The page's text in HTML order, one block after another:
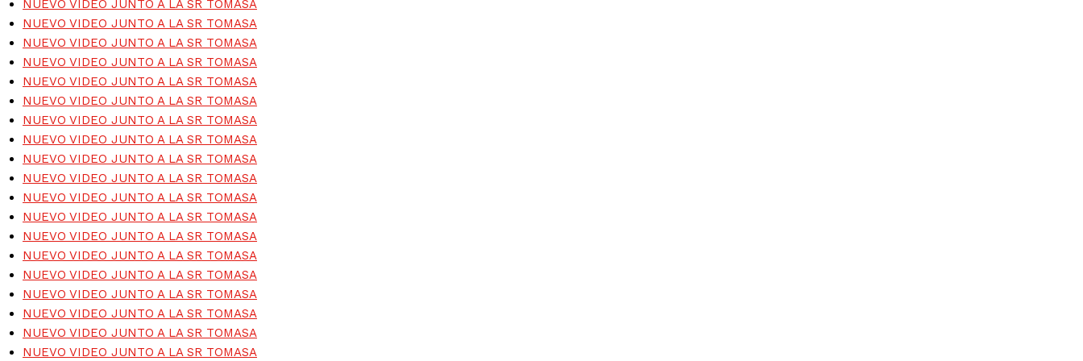
NUEVO VIDEO JUNTO A LA SR TOMASA
NUEVO VIDEO JUNTO A LA SR TOMASA
NUEVO VIDEO JUNTO A LA SR TOMASA
NUEVO VIDEO JUNTO A LA SR TOMASA
NUEVO VIDEO JUNTO A LA SR TOMASA
NUEVO VIDEO JUNTO A LA SR TOMASA
NUEVO VIDEO JUNTO A LA SR TOMASA
NUEVO VIDEO JUNTO A LA SR TOMASA
NUEVO VIDEO JUNTO A LA SR TOMASA
NUEVO VIDEO JUNTO A LA SR TOMASA
NUEVO VIDEO JUNTO A LA SR TOMASA
NUEVO VIDEO JUNTO A LA SR TOMASA
NUEVO VIDEO JUNTO A LA SR TOMASA
NUEVO VIDEO JUNTO A LA SR TOMASA
NUEVO VIDEO JUNTO A LA SR TOMASA
NUEVO VIDEO JUNTO A LA SR TOMASA
NUEVO VIDEO JUNTO A LA SR TOMASA
NUEVO VIDEO JUNTO A LA SR TOMASA
NUEVO VIDEO JUNTO A LA SR TOMASA